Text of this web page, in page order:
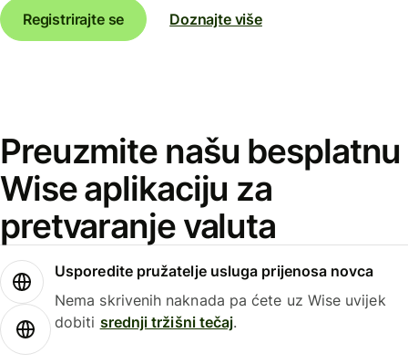
Registrirajte se
Doznajte više
Preuzmite našu besplatnu
Wise aplikaciju za
pretvaranje valuta
Usporedite pružatelje usluga prijenosa novca
Nema skrivenih naknada pa ćete uz Wise uvijek
dobiti srednji tržišni tečaj.